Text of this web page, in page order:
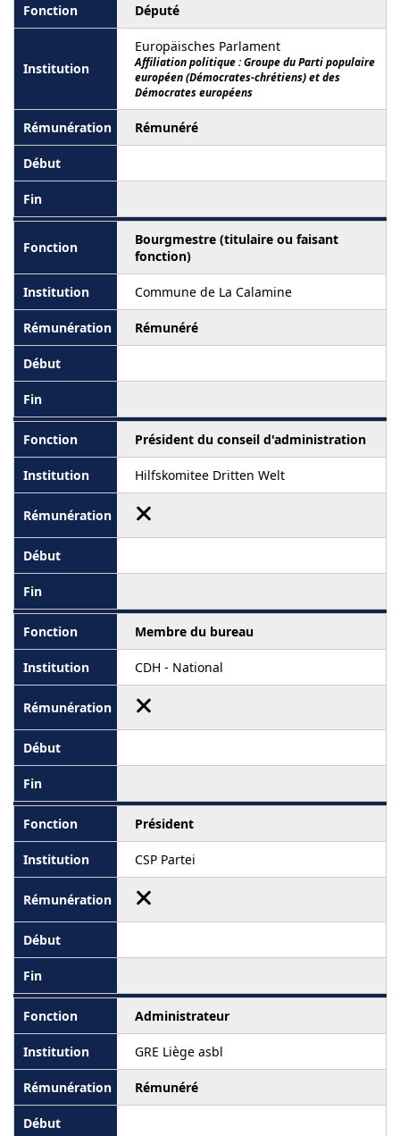
Député
Europäisches Parlament
Affiliation politique : Groupe du Parti populaire
européen (Démocrates-chrétiens) et des
Démocrates européens
Rémunéré
Bourgmestre (titulaire ou faisant
fonction)
Commune de La Calamine
Rémunéré
Président du conseil d'administration
Hilfskomitee Dritten Welt
Membre du bureau
CDH - National
Président
CSP Partei
Administrateur
GRE Liège asbl
Rémunéré